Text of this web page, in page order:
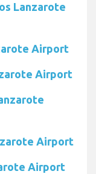
Lanzarote
Airport
Airport
Airport
Airport